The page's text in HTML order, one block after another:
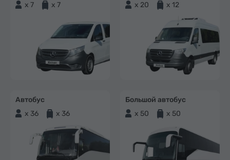
x 7
x 7
x 20
x 12
Автобус
x 36
x 36
Большой автобус
x 50
x 50